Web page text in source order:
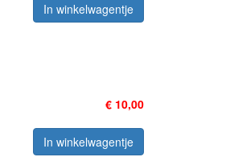
In winkelwagentje
€ 10,00
In winkelwagentje